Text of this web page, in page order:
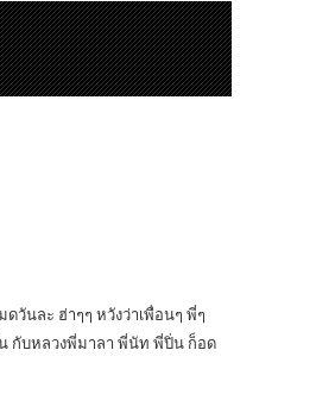
วันละ ฮ่าๆๆ หวังว่าเพื่อนๆ พี่ๆ
กับหลวงพี่มาลา พี่นัท พี่ปิ่น ก็อด